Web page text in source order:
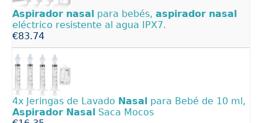
Aspirador nasal para bebés, aspirador nasal
eléctrico resistente al agua IPX7.
€83.74
4x Jeringas de Lavado Nasal para Bebé de 10 ml,
Aspirador Nasal Saca Mocos